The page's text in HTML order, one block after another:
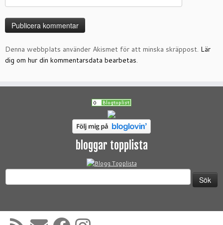
Denna webbplats använder Akismet för att minska skräppost. Lär
dig om hur din kommentarsdata bearbetas.
bloggar topplista
efter: